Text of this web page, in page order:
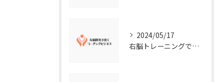
2024/05/17
右脳トレーニングで視覚的センスを磨こう！